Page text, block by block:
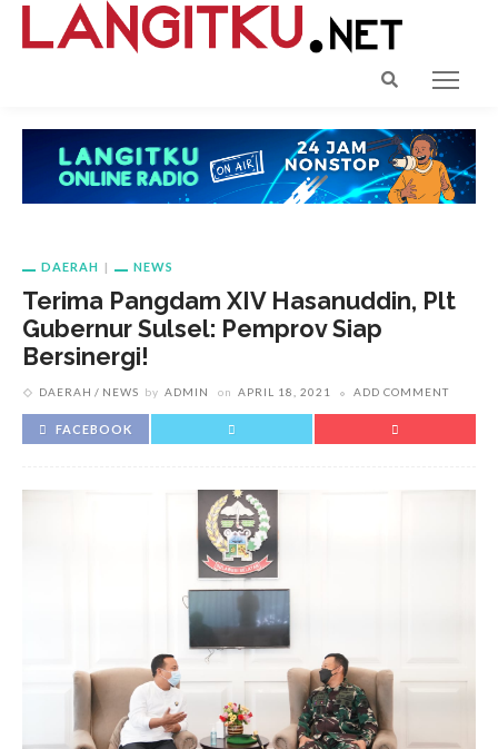
DAERAH NEWS
Terima Pangdam XIV Hasanuddin, Plt
Gubernur Sulsel: Pemprov Siap
Bersinergi!
DAERAH NEWS by ADMIN on APRIL 18, 2021 ADD COMMENT
FACEBOOK